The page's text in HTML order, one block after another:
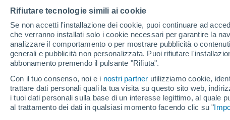
Rifiutare tecnologie simili ai cookie
Se non accetti l'installazione dei cookie, puoi continuare ad
che verranno installati solo i cookie necessari per garantire la
analizzare il comportamento o per mostrare pubblicità o
generali e pubblicità non personalizzata. Puoi rifiutare
abbonamento premendo il pulsante "Rifiuta".
Con il tuo consenso, noi e i nostri partner utilizziamo cookie,
trattare dati personali quali la tua visita su questo sito web,
i tuoi dati personali sulla base di un interesse legittimo, al quale
al trattamento dei dati in qualsiasi momento facendo clic su "
27°
27°
12°
27°
27°